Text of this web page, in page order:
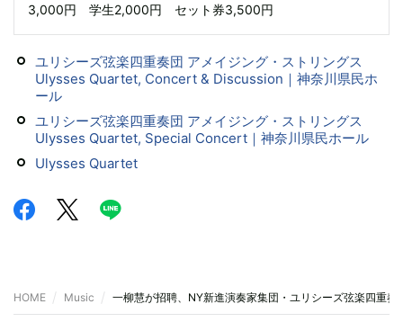
3,000円 学生2,000円 セット券3,500円
ユリシーズ弦楽四重奏団 アメイジング・ストリングス
Ulysses Quartet, Concert & Discussion｜神奈川県民ホ
ール
ユリシーズ弦楽四重奏団 アメイジング・ストリングス
Ulysses Quartet, Special Concert｜神奈川県民ホール
Ulysses Quartet
HOME Music 一柳慧が招聘、NY新進演奏家集団・ユリシーズ弦楽四重奏